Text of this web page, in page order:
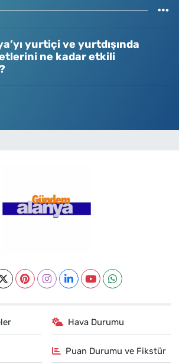
yurtiçi ve yurtdışında
ne kadar etkili
Hava Durumu
Puan Durumu ve Fikstür